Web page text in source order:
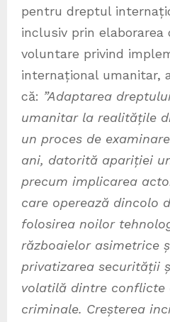
pentru dreptul
inclusiv prin elaborarea
voluntare privind
internațional umanitar,
că: ”Adaptarea
umanitar la realitățile
un proces de
ani, datorită apariției
precum implicarea
care operează dincolo
folosirea noilor
războaielor asimetrice
privatizarea securității
volatilă dintre
criminale. Creșterea